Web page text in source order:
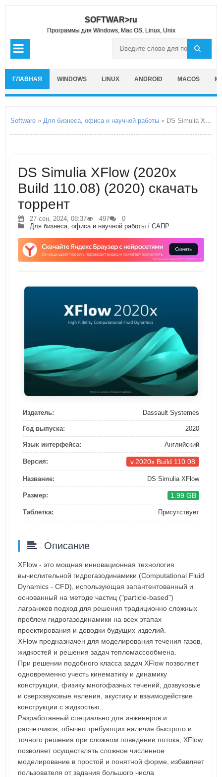
SOFTWAR>ru
Программы для Windows, Mac OS, Linux, Unix
ГЛАВНАЯ WINDOWS LINUX ANDROID MACOS
Software » Для бизнеса, офиса и научной работы » DS Simulia XFlow
DS Simulia XFlow (2020x
Build 110.08) (2020) скачать
торрент
27-сен, 2024, 08:37 497
0
Для бизнеса, офиса и научной работы / САПР
Издатель: Dassault Systemes
Год выпуска: 2020
Язык интерфейса: Английский
Версия: v.2020x Build 110.08
Название: DS Simulia XFlow
Размер: 1.99 GB
Таблетка: Присутствует
Описание
XFlow - это мощная инновационная технология
вычислительной гидрогазодинамики (Computational Fluid
Dynamics - CFD), использующая запантентованный и
основанный на методе частиц ("particle-based")
лагранжев подход для решения традиционно сложных
проблем гидрогазодинамики на всех этапах
проектирования и доводки будущих изделий.
XFlow предназначен для моделирования течения газов,
жидкостей и решения задач тепломассообмена.
При решении подобного класса задач XFlow позволяет
одновременно учесть кинематику и динамику
конструкции, физику многофазных течений, дозвуковые
и сверхзвуковые явления, акустику и взаимодействие
конструкции с жидкостью.
Разработанный специально для инженеров и
расчетчиков, обычно требующих наличия быстрого и
точного решения при сложном поведении потока, XFlow
позволяет осуществлять сложное численное
моделирование в простой и понятной форме, избавляет
пользователя от задания большого числа